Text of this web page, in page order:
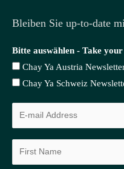
Bleiben Sie up-to-date
Bitte auswählen - Take your
Chay Ya Austria
Chay Ya Schweiz